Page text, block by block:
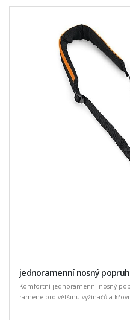
jednoramenní nosný popruh
Komfortní jednoramenní nosný
ramene pro většinu vyžínačů a